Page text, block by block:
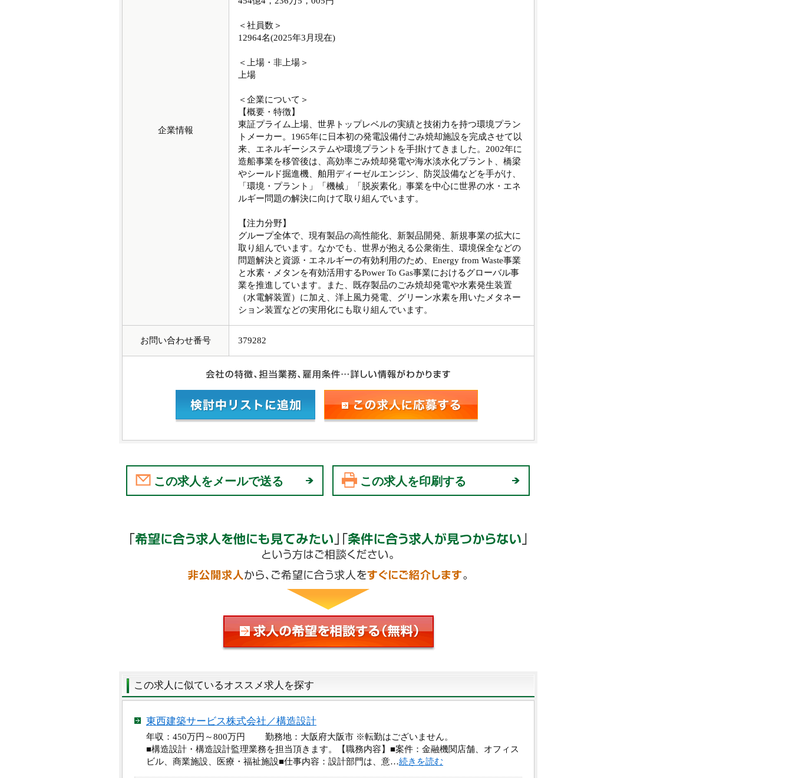
企業情報
＜社員数＞
12964名(2025年3月現在)
＜上場・非上場＞
上場
＜企業について＞
【概要・特徴】
東証プライム上場、世界トップレベルの実績と技術力を持つ環境プラン
トメーカー。1965年に日本初の発電設備付ごみ焼却施設を完成させて以
来、エネルギーシステムや環境プラントを手掛けてきました。2002年に
造船事業を移管後は、高効率ごみ焼却発電や海水淡水化プラント、橋梁
やシールド掘進機、舶用ディーゼルエンジン、防災設備などを手がけ、
「環境・プラント」「機械」「脱炭素化」事業を中心に世界の水・エネ
ルギー問題の解決に向けて取り組んでいます。
【注力分野】
グループ全体で、現有製品の高性能化、新製品開発、新規事業の拡大に
取り組んでいます。なかでも、世界が抱える公衆衛生、環境保全などの
問題解決と資源・エネルギーの有効利用のため、Energy from Waste事業
と水素・メタンを有効活用するPower To Gas事業におけるグローバル事
業を推進しています。また、既存製品のごみ焼却発電や水素発生装置
（水電解装置）に加え、洋上風力発電、グリーン水素を用いたメタネー
ション装置などの実用化にも取り組んでいます。
お問い合わせ番号 379282
この求人をメールで送る この求人を印刷する
この求人に似ているオススメ求人を探す
東西建築サービス株式会社／構造設計
年収：450万円～800万円 勤務地：大阪府大阪市 ※転勤はございません。
■構造設計・構造設計監理業務を担当頂きます。【職務内容】■案件：金融機関店舗、オフィス
ビル、商業施設、医療・福祉施設■仕事内容：設計部門は、意…続きを読む